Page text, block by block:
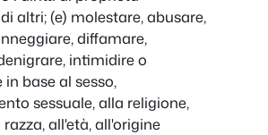
altri; (e) molestare, abusare,
diffamare,
intimidire o
base al sesso,
sessuale, alla religione,
all'età, all'origine